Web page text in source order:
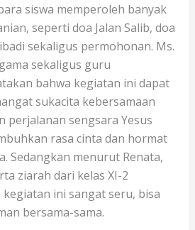
siswa memperoleh banyak
seperti doa Jalan Salib, doa
sekaligus permohonan. Ms.
sekaligus guru
bahwa kegiatan ini dapat
sukacita kebersamaan
perjalanan sengsara Yesus
rasa cinta dan hormat
Sedangkan menurut Renata,
ziarah dari kelas XI-2
ini sangat seru, bisa
bersama-sama.